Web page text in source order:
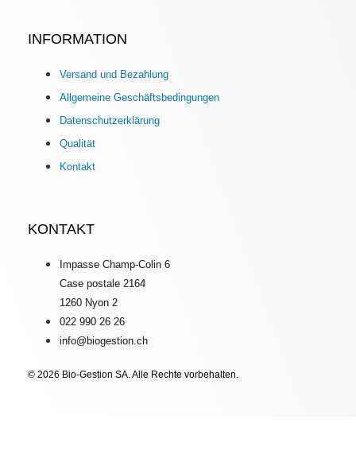
INFORMATION
Versand und Bezahlung
Allgemeine Geschäftsbedingungen
Datenschutzerklärung
Qualität
Kontakt
KONTAKT
Impasse Champ-Colin 6
Case postale 2164
1260 Nyon 2
022 990 26 26
info@biogestion.ch
© 2026 Bio-Gestion SA. Alle Rechte vorbehalten.